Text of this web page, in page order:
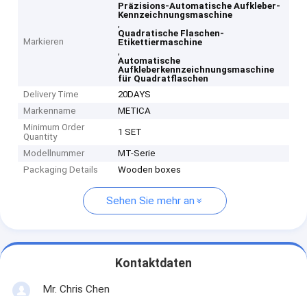
Markieren
Präzisions-Automatische Aufkleber-
Kennzeichnungsmaschine
,
Quadratische Flaschen-
Etikettiermaschine
,
Automatische
Aufkleberkennzeichnungsmaschine
für Quadratflaschen
Delivery Time
20DAYS
Markenname
METICA
Minimum Order
Quantity
1 SET
Modellnummer
MT-Serie
Packaging Details
Wooden boxes
Sehen Sie mehr an
Kontaktdaten
Mr. Chris Chen